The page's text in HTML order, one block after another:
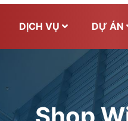
DỊCH VỤ DỰ ÁN